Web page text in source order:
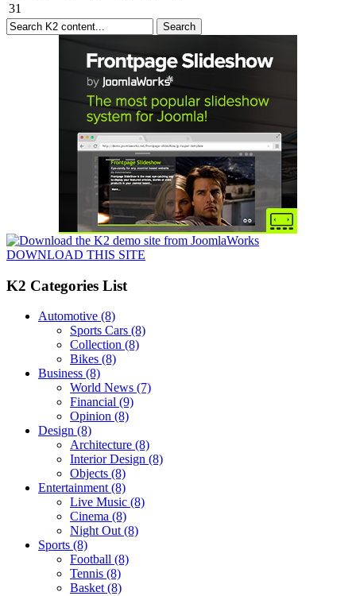
31
DOWNLOAD THIS SITE
K2 Categories List
Automotive (8)
Sports Cars (8)
Collection (8)
Bikes (8)
Business (8)
World News (7)
Financial (9)
Opinion (8)
Design (8)
Architecture (8)
Interior Design (8)
Objects (8)
Entertainment (8)
Live Music (8)
Cinema (8)
Night Out (8)
Sports (8)
Football (8)
Tennis (8)
Basket (8)